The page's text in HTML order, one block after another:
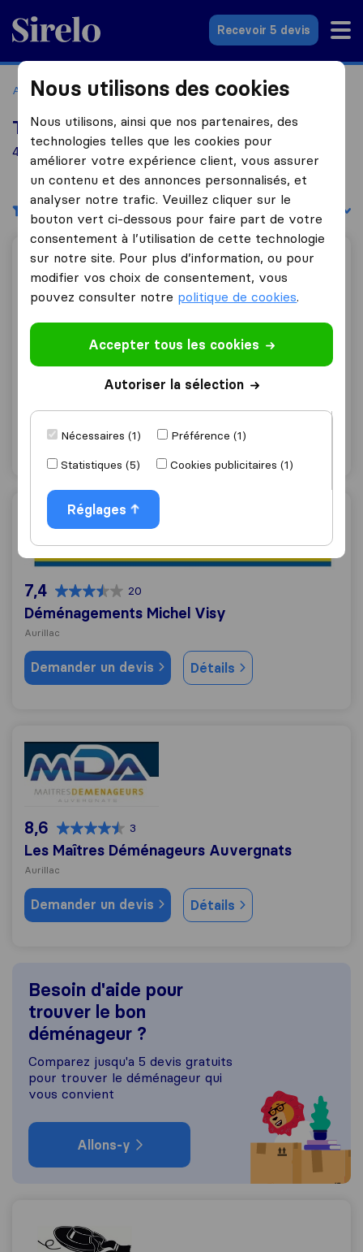
Sirelo.fr
Recevoir 5 devis
Accueil Déménageurs France Déménageurs Aurillac
Top 10 déménageurs à Aurillac
4 déménageurs trouvés à Aurillac
Filtres Trier par :
Les déménageurs bretons Aurillac - Servieres Claude
43
Les déménageurs bretons Aurillac -
Servieres Claude
Demander un devis Détails
Déménagements Michel Visy
7,4 20
Déménagements Michel Visy
Aurillac
Demander un devis Détails
Les Maîtres Déménageurs Auvergnats
8,6 3
Les Maîtres Déménageurs Auvergnats
Aurillac
Demander un devis Détails
Besoin d'aide pour
trouver le bon
déménageur ?
Comparez jusqu'a 5 devis gratuits
pour trouver le déménageur qui
vous convient
Allons-y
Les Déménageurs Bretons
Nous utilisons des cookies
Nous utilisons, ainsi que nos partenaires, des
technologies telles que les cookies pour
améliorer votre expérience client, vous assurer
un contenu et des annonces personnalisés, et
analyser notre trafic. Veuillez cliquer sur le
bouton vert ci-dessous pour faire part de votre
consentement à l’utilisation de cette technologie
sur notre site. Pour plus d’information, ou pour
modifier vos choix de consentement, vous
pouvez consulter notre politique de cookies.
Accepter tous les cookies
Autoriser la sélection
Nécessaires (1)
Préférence (1)
Statistiques (5)
Cookies publicitaires (1)
Réglages